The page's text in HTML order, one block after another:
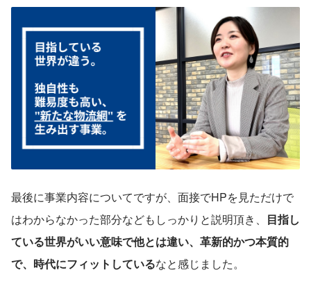
最後に事業内容についてですが、面接でHPを見ただけで
はわからなかった部分などもしっかりと説明頂き、 目指し
ている世界がいい意味で他とは違い、革新的かつ本質的
で、時代にフィットしているなと感じました。